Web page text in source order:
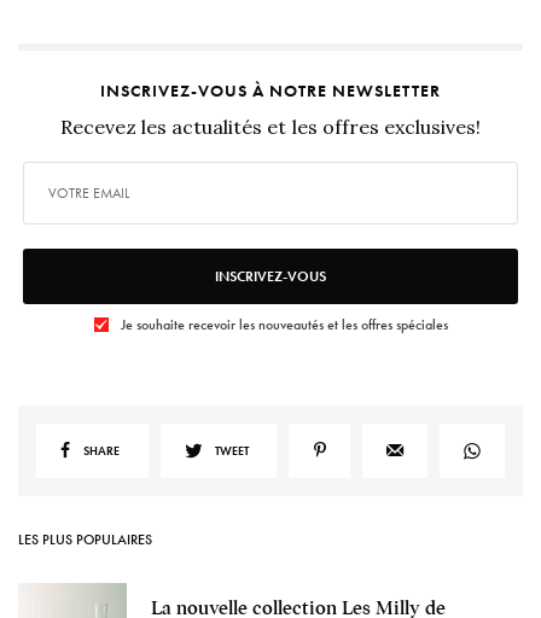
INSCRIVEZ-VOUS À NOTRE NEWSLETTER
Recevez les actualités et les offres exclusives!
INSCRIVEZ-VOUS
Je souhaite recevoir les nouveautés et les offres spéciales
SHARE TWEET
LES PLUS POPULAIRES
La nouvelle collection Les Milly de